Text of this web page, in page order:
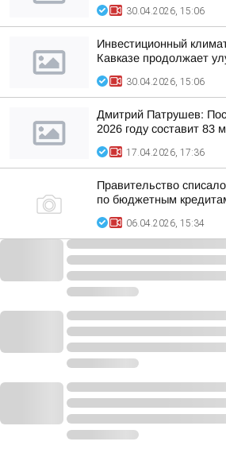
30.04.2026, 15:06
Инвестиционный
Кавказе продолжает
30.04.2026, 15:06
Дмитрий Патрушев:
2026 году составит 83
17.04.2026, 17:36
Правительство
по бюджетным
06.04.2026, 15:34